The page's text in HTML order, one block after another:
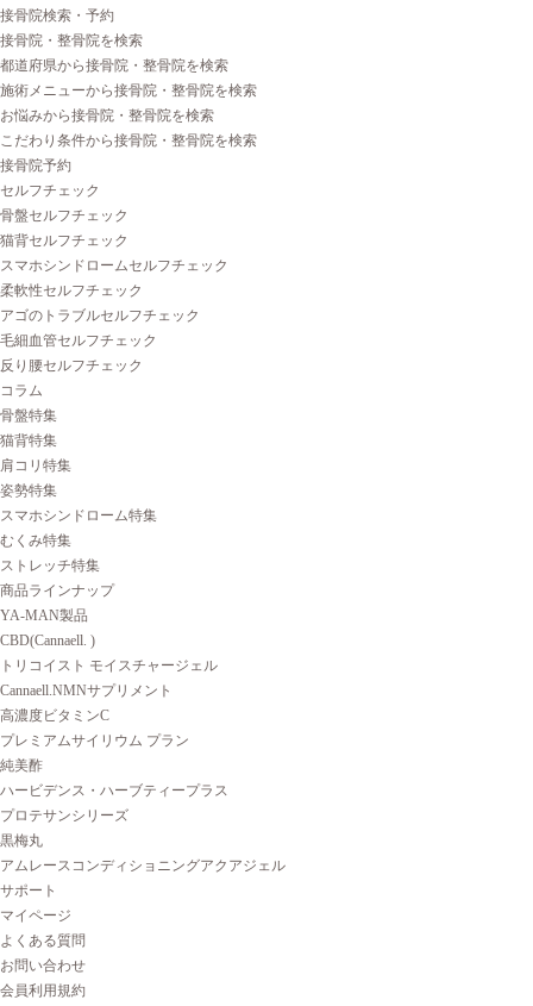
接骨院検索・予約
接骨院・整骨院を検索
都道府県から接骨院・整骨院を検索
施術メニューから接骨院・整骨院を検索
お悩みから接骨院・整骨院を検索
こだわり条件から接骨院・整骨院を検索
接骨院予約
セルフチェック
骨盤セルフチェック
猫背セルフチェック
スマホシンドロームセルフチェック
柔軟性セルフチェック
アゴのトラブルセルフチェック
毛細血管セルフチェック
反り腰セルフチェック
コラム
骨盤特集
猫背特集
肩コリ特集
姿勢特集
スマホシンドローム特集
むくみ特集
ストレッチ特集
商品ラインナップ
YA-MAN製品
CBD(Cannaell. )
トリコイスト モイスチャージェル
Cannaell.NMNサプリメント
高濃度ビタミンC
プレミアムサイリウム プラン
純美酢
ハービデンス・ハーブティープラス
プロテサンシリーズ
黒梅丸
アムレースコンディショニングアクアジェル
サポート
マイページ
よくある質問
お問い合わせ
会員利用規約